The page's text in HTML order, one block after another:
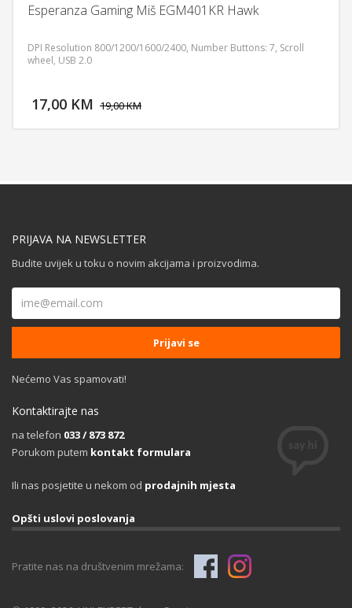
Esperanza Gaming Miš EGM401KR Hawk
DPI Resolution 800/1200/1600/2400, Number Buttons: 7, Scroll
wheel, USB 2.0
17,00 KM 19,00 KM
PRIJAVA NA NEWSLETTER
Budite uvijek u toku o novim akcijama i proizvodima.
Nećemo Vas spamovati!
Kontaktirajte nas
na telefon 033 / 873 872
Porukom putem kontakt formulara
Ili nas posjetite u nekom od prodajnih mjesta
Opšti uslovi poslovanja
Pratite nas na društvenim mrežama: